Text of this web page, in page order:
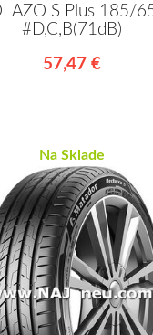
S Plus 185/
#D,C,B(71dB)
57,47 €
Na Sklade